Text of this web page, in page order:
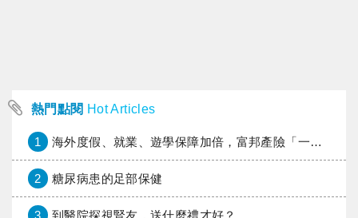
熱門點閱 Hot Articles
1 海外度假、就業、遊學保障加倍，富邦產險「一期逐夢」專案加碼遠距醫療與緊急救援
2 糖尿病患的足部保健
3 到醫院探視腎友，送什麼禮才好？